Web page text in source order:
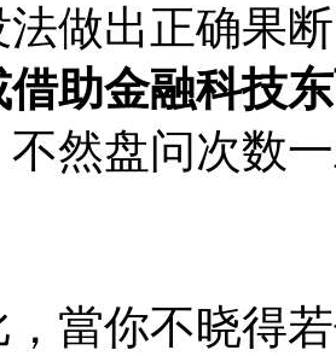
法做出正确果
借助金融科技
不然盘问次数
，當你不晓得